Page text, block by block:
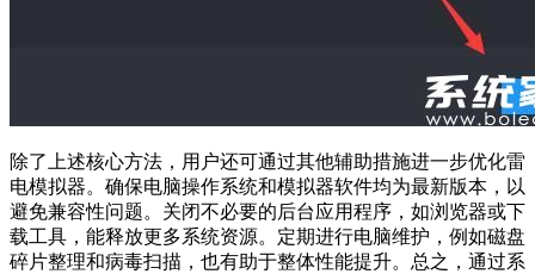
除了上述核心方法，用户还可通过其他辅助措施进一步优化雷
电模拟器。确保电脑操作系统和模拟器软件均为最新版本，以
避免兼容性问题。关闭不必要的后台应用程序，如浏览器或下
载工具，能释放更多系统资源。定期进行电脑维护，例如磁盘
碎片整理和病毒扫描，也有助于整体性能提升。总之，通过系